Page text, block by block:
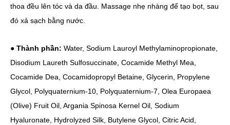
thoa đều lên tóc và da đầu. Massage nhẹ nhàng để tạo bọt, sau
đó xả sạch bằng nước.
● Thành phần: Water, Sodium Lauroyl Methylaminopropionate,
Disodium Laureth Sulfosuccinate, Cocamide Methyl Mea,
Cocamide Dea, Cocamidopropyl Betaine, Glycerin, Propylene
Glycol, Polyquaternium-10, Polyquaternium-7, Olea Europaea
(Olive) Fruit Oil, Argania Spinosa Kernel Oil, Sodium
Hyaluronate, Hydrolyzed Silk, Butylene Glycol, Citric Acid,